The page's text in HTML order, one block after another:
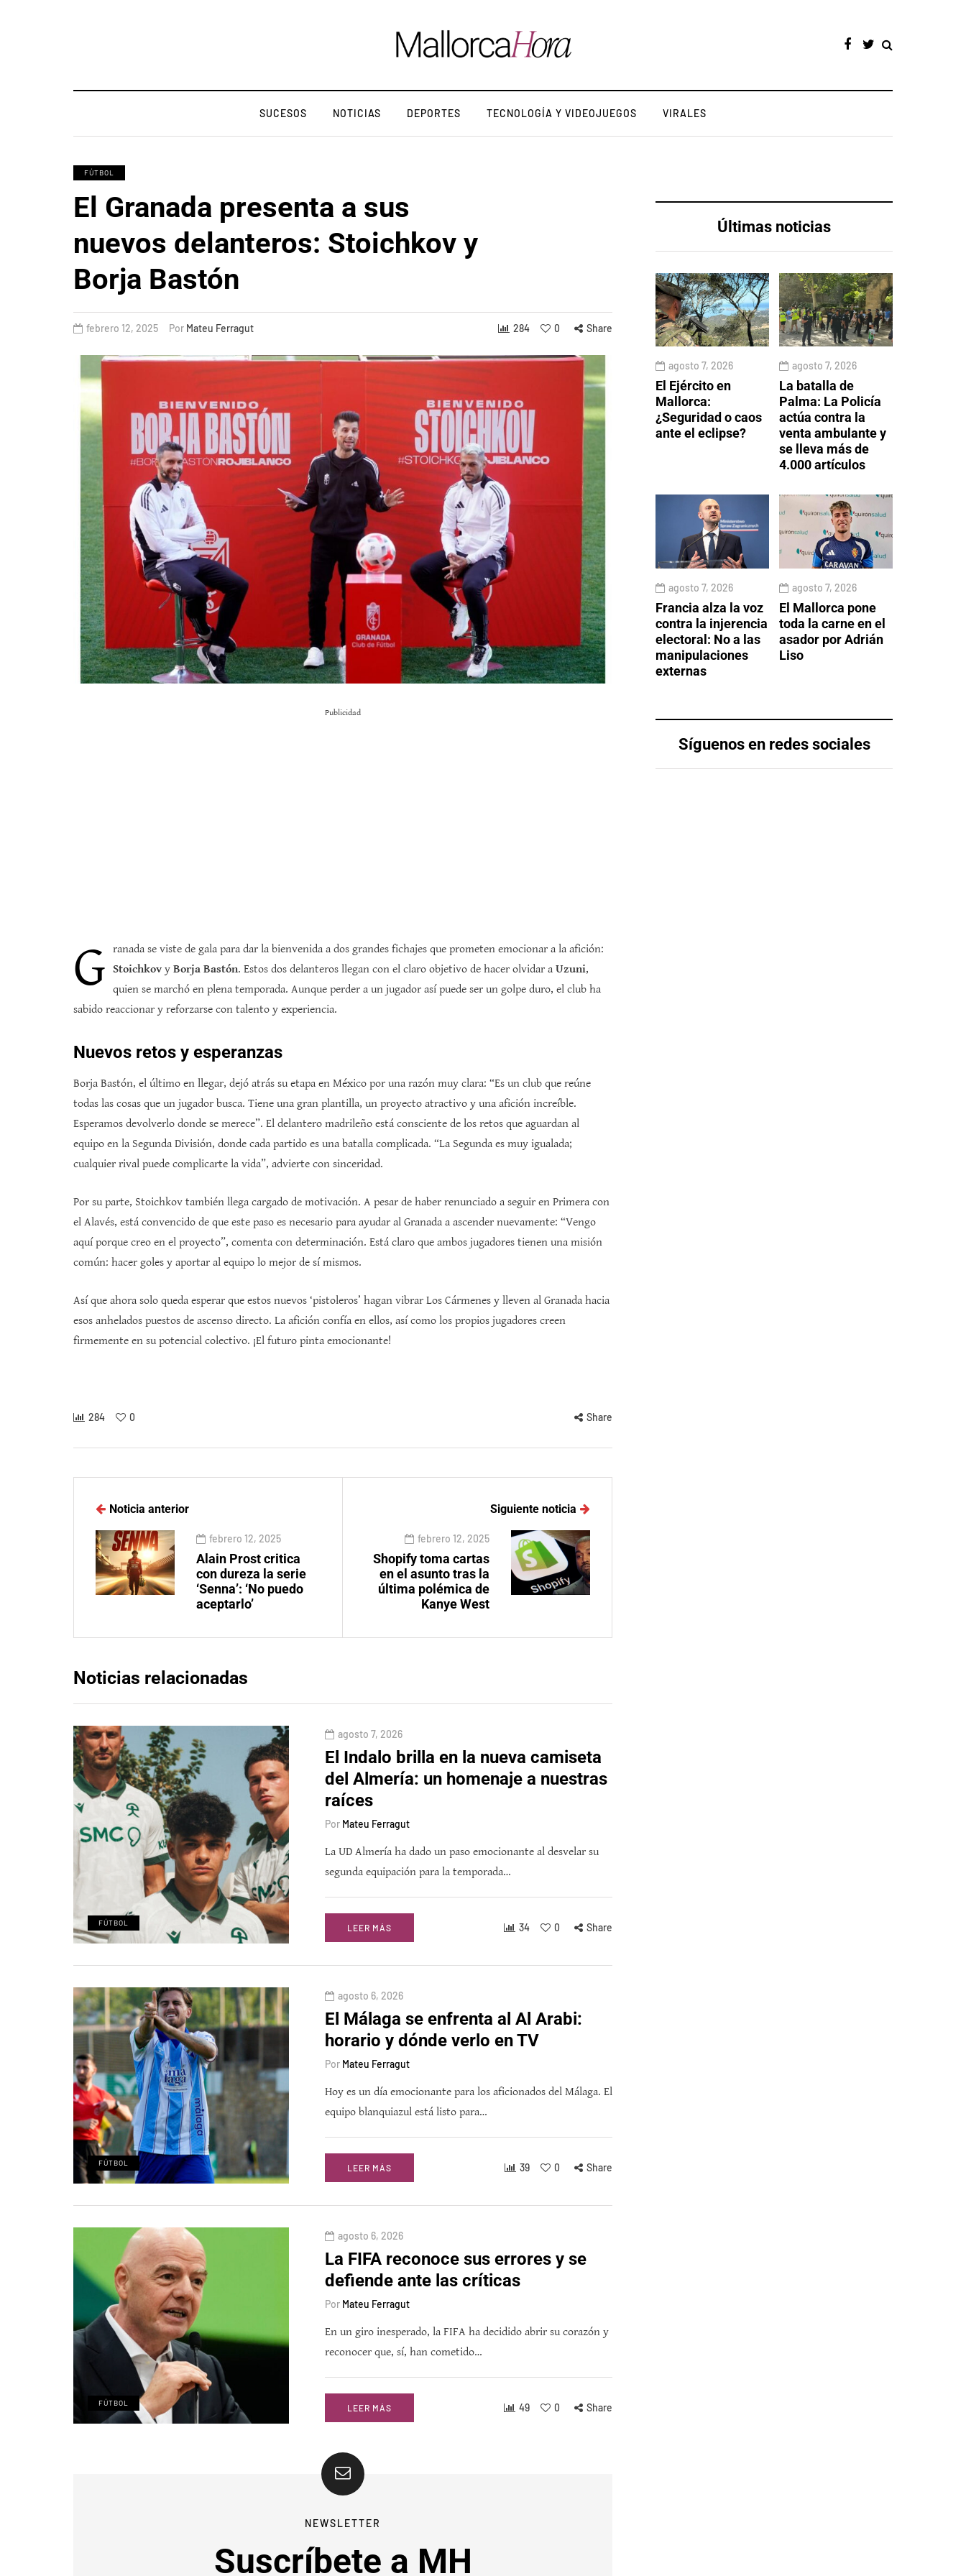
SUCESOS NOTICIAS DEPORTES TECNOLOGÍA Y VIDEOJUEGOS VIRALES
FÚTBOL
El Granada presenta a sus
nuevos delanteros: Stoichkov y
Borja Bastón
febrero 12, 2025 Por Mateu Ferragut 284 0 Share
Publicidad
G ranada se viste de gala para dar la bienvenida a dos grandes fichajes que prometen emocionar a la afición:
Stoichkov y Borja Bastón. Estos dos delanteros llegan con el claro objetivo de hacer olvidar a Uzuni,
quien se marchó en plena temporada. Aunque perder a un jugador así puede ser un golpe duro, el club ha
sabido reaccionar y reforzarse con talento y experiencia.
Nuevos retos y esperanzas
Borja Bastón, el último en llegar, dejó atrás su etapa en México por una razón muy clara: “Es un club que reúne
todas las cosas que un jugador busca. Tiene una gran plantilla, un proyecto atractivo y una afición increíble.
Esperamos devolverlo donde se merece”. El delantero madrileño está consciente de los retos que aguardan al
equipo en la Segunda División, donde cada partido es una batalla complicada. “La Segunda es muy igualada;
cualquier rival puede complicarte la vida”, advierte con sinceridad.
Por su parte, Stoichkov también llega cargado de motivación. A pesar de haber renunciado a seguir en Primera con
el Alavés, está convencido de que este paso es necesario para ayudar al Granada a ascender nuevamente: “Vengo
aquí porque creo en el proyecto”, comenta con determinación. Está claro que ambos jugadores tienen una misión
común: hacer goles y aportar al equipo lo mejor de sí mismos.
Así que ahora solo queda esperar que estos nuevos ‘pistoleros’ hagan vibrar Los Cármenes y lleven al Granada hacia
esos anhelados puestos de ascenso directo. La afición confía en ellos, así como los propios jugadores creen
firmemente en su potencial colectivo. ¡El futuro pinta emocionante!
284 0 Share
Últimas noticias
agosto 7, 2026
El Ejército en
Mallorca:
¿Seguridad o caos
ante el eclipse?
agosto 7, 2026
La batalla de
Palma: La Policía
actúa contra la
venta ambulante y
se lleva más de
4.000 artículos
agosto 7, 2026
Francia alza la voz
contra la injerencia
electoral: No a las
manipulaciones
externas
agosto 7, 2026
El Mallorca pone
toda la carne en el
asador por Adrián
Liso
Síguenos en redes sociales
Noticia anterior
febrero 12, 2025
Alain Prost critica
con dureza la serie
‘Senna’: ‘No puedo
aceptarlo’
Siguiente noticia
febrero 12, 2025
Shopify toma cartas
en el asunto tras la
última polémica de
Kanye West
Noticias relacionadas
FÚTBOL
agosto 7, 2026
El Indalo brilla en la nueva camiseta
del Almería: un homenaje a nuestras
raíces
Por Mateu Ferragut
La UD Almería ha dado un paso emocionante al desvelar su
segunda equipación para la temporada…
LEER MÁS 34 0 Share
FÚTBOL
agosto 6, 2026
El Málaga se enfrenta al Al Arabi:
horario y dónde verlo en TV
Por Mateu Ferragut
Hoy es un día emocionante para los aficionados del Málaga. El
equipo blanquiazul está listo para…
LEER MÁS 39 0 Share
FÚTBOL
agosto 6, 2026
La FIFA reconoce sus errores y se
defiende ante las críticas
Por Mateu Ferragut
En un giro inesperado, la FIFA ha decidido abrir su corazón y
reconocer que, sí, han cometido…
LEER MÁS 49 0 Share
NEWSLETTER
Suscríbete a MH